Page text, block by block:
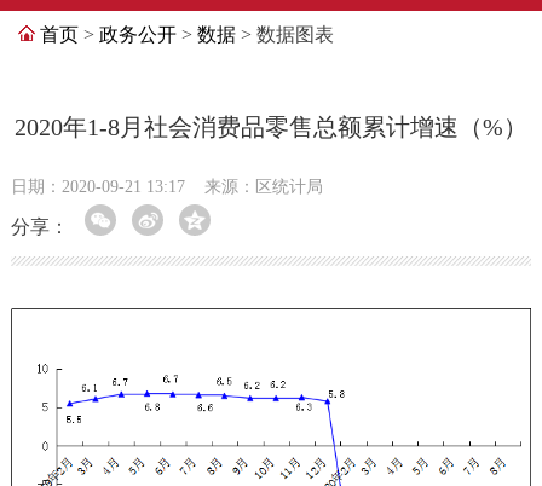
首页 > 政务公开 > 数据 > 数据图表
2020年1-8月社会消费品零售总额累计增速（%）
日期：2020-09-21 13:17 来源：区统计局
分享：